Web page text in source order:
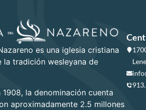
es una iglesia cristiana
la tradición wesleyana de
1908, la denominación cuenta
aproximadamente 2.5 millones